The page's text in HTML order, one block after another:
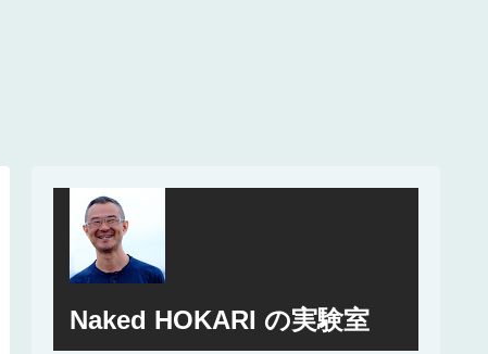
Naked HOKARI の実験室